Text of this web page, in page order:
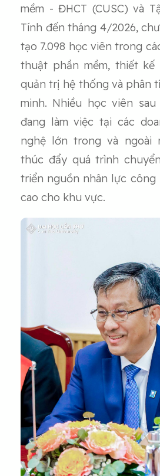
mềm - ĐHCT (CUSC) và
Tính đến tháng 4/2026,
tạo 7.098 học viên trong
thuật phần mềm, thiết kế
quản trị hệ thống và phân
minh. Nhiều học viên
đang làm việc tại các
nghệ lớn trong và ngoài
thúc đẩy quá trình
triển nguồn nhân lực công
cao cho khu vực.